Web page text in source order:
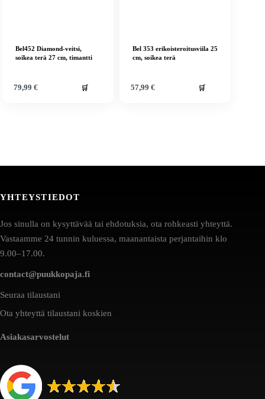
Bel452 Diamond-veitsi,
soikea terä 27 cm, timantti
79,99 € 🛒
Bel 353 erikoisteroitusviila 25
cm, soikea terä
57,99 € 🛒
YHTEYSTIEDOT
Jos sinulla on kysyttävää tai ehdotuksia, ota rohkeasti yhteyttä.
Vastaamme 24 tunnin kuluessa, maanantaista perjantaihin klo
9.00–17.00.
contact@puukkopaja.fi
Seuraa tilaustani
Ota yhteyttä tilaustani koskien
Asiakasarvostelut